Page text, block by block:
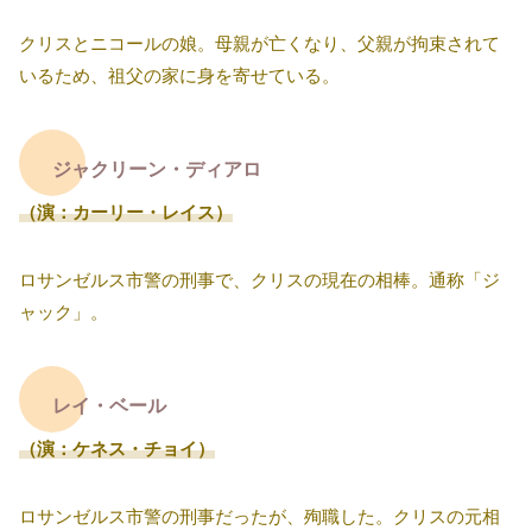
クリスとニコールの娘。母親が亡くなり、父親が拘束されて
いるため、祖父の家に身を寄せている。
ジャクリーン・ディアロ
（演：カーリー・レイス）
ロサンゼルス市警の刑事で、クリスの現在の相棒。通称「ジ
ャック」。
レイ・ベール
（演：ケネス・チョイ）
ロサンゼルス市警の刑事だったが、殉職した。クリスの元相